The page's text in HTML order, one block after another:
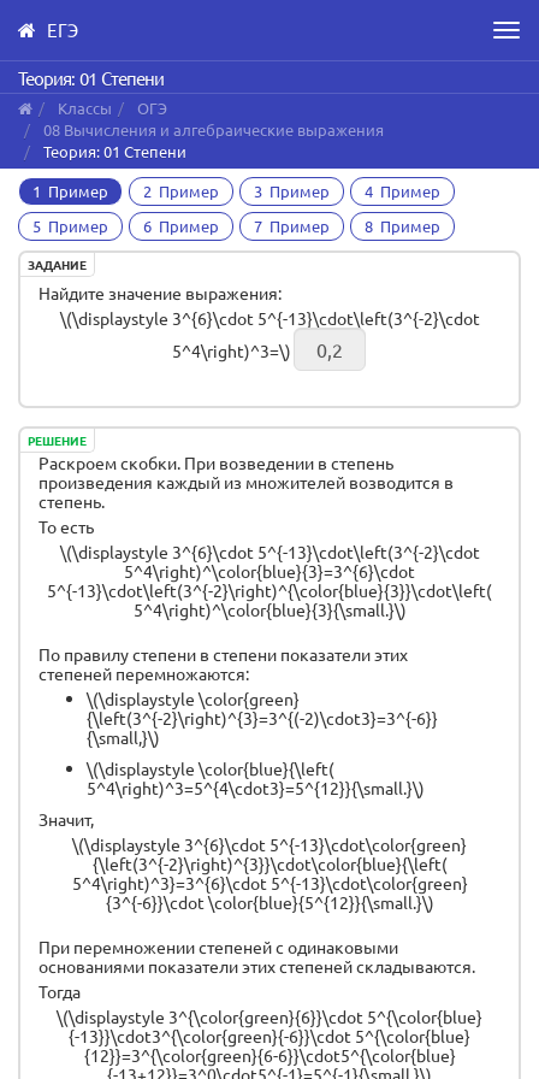
Skip
to
main
content
ЕГЭ
Теория: 01 Степени
Классы
ОГЭ
08 Вычисления и алгебраические выражения
Теория: 01 Степени
1 Пример
2 Пример 3 Пример
4 Пример
5 Пример
6 Пример 7 Пример 8 Пример
ЗАДАНИЕ
Найдите значение выражения:
\(\displaystyle 3^{6}\cdot 5^{-13}\cdot\left(3^{-2}\cdot
5^4\right)^3=\)
РЕШЕНИЕ
Раскроем скобки. При возведении в степень
произведения каждый из множителей возводится в
степень.
То есть
\(\displaystyle 3^{6}\cdot 5^{-13}\cdot\left(3^{-2}\cdot
5^4\right)^\color{blue}{3}=3^{6}\cdot
5^{-13}\cdot\left(3^{-2}\right)^{\color{blue}{3}}\cdot\left(
5^4\right)^\color{blue}{3}{\small.}\)
По правилу степени в степени показатели этих
степеней перемножаются:
\(\displaystyle \color{green}
{\left(3^{-2}\right)^{3}=3^{(-2)\cdot3}=3^{-6}}
{\small,}\)
\(\displaystyle \color{blue}{\left(
5^4\right)^3=5^{4\cdot3}=5^{12}}{\small.}\)
Значит,
\(\displaystyle 3^{6}\cdot 5^{-13}\cdot\color{green}
{\left(3^{-2}\right)^{3}}\cdot\color{blue}{\left(
5^4\right)^3}=3^{6}\cdot 5^{-13}\cdot\color{green}
{3^{-6}}\cdot \color{blue}{5^{12}}{\small.}\)
При перемножении степеней с одинаковыми
основаниями показатели этих степеней складываются.
Тогда
\(\displaystyle 3^{\color{green}{6}}\cdot 5^{\color{blue}
{-13}}\cdot3^{\color{green}{-6}}\cdot 5^{\color{blue}
{12}}=3^{\color{green}{6-6}}\cdot5^{\color{blue}
{-13+12}}=3^0\cdot5^{-1}=5^{-1}{\small.}\)